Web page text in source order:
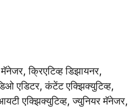
क्रिएटिव्ह डिझायनर,
एडिटर, कंटेंट एक्झिक्युटिव्ह,
एक्झिक्युटिव्ह, ज्युनियर मॅनेजर,